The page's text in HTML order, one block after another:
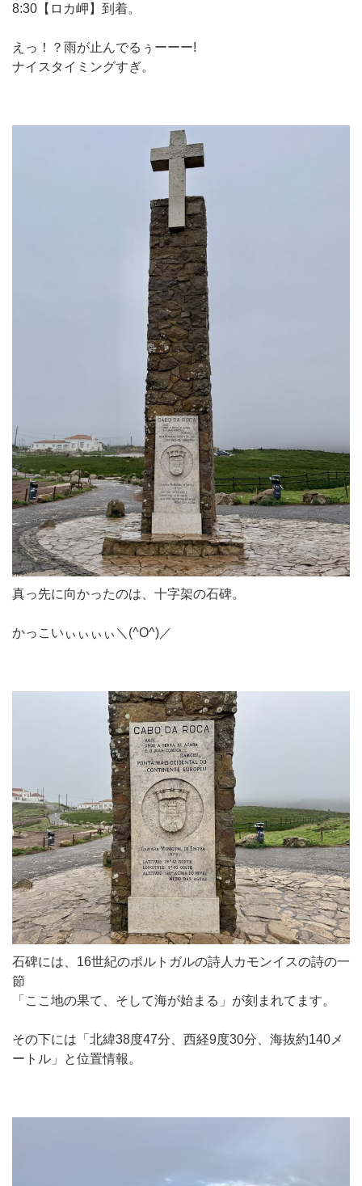
8:30【ロカ岬】到着。
えっ！？雨が止んでるぅーーー!
ナイスタイミングすぎ。
真っ先に向かったのは、十字架の石碑。
かっこいぃぃぃぃ＼(^O^)／
石碑には、16世紀のポルトガルの詩人カモンイスの詩の一
節
「ここ地の果て、そして海が始まる」が刻まれてます。
その下には「北緯38度47分、西経9度30分、海抜約140メ
ートル」と位置情報。